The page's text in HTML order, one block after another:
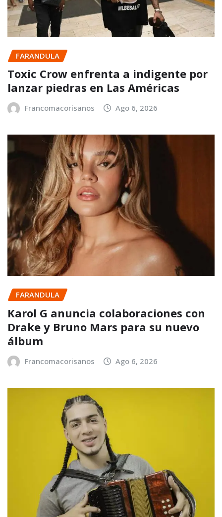
FARANDULA
Toxic Crow enfrenta a indigente por
lanzar piedras en Las Américas
Francomacorisanos Ago 6, 2026
FARANDULA
Karol G anuncia colaboraciones con
Drake y Bruno Mars para su nuevo
álbum
Francomacorisanos Ago 6, 2026